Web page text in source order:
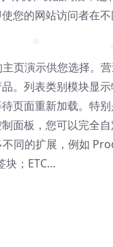
❅
您的网站访问者在
页演示供您选择。
。列表类别模块显
页面重新加载。特
面板，您可以完全
同的扩展，例如
块；ETC…